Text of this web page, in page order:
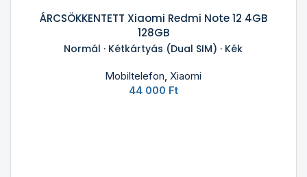
ÁRCSÖKKENTETT Xiaomi Redmi Note 12 4GB
128GB
Normál · Kétkártyás (Dual SIM) · Kék
Mobiltelefon,Xiaomi
44 000 Ft